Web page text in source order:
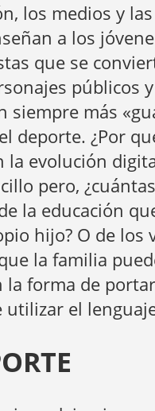
los medios y
a los
que se
públicos
siempre más
deporte. ¿Por
la evolución
pero,
la educación
hijo? O de los
la familia
la forma de
utilizar el